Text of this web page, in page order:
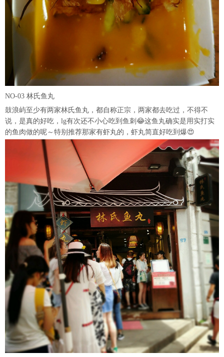
NO-03 林氏鱼丸
鼓浪屿至少有两家林氏鱼丸，都自称正宗，两家都去吃过，不得不
说，是真的好吃，lg有次还不小心吃到鱼刺😂这鱼丸确实是用实打实
的鱼肉做的呢～特别推荐那家有虾丸的，虾丸简直好吃到爆😍